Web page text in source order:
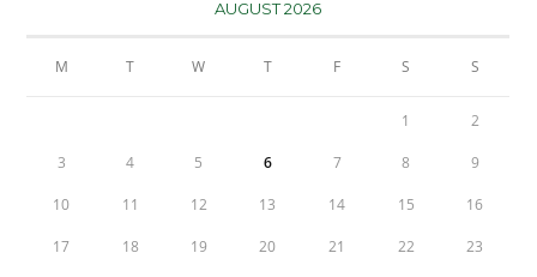
AUGUST 2026
M T W T F S S
1 2
3 4 5 6 7 8 9
10 11 12 13 14 15 16
17 18 19 20 21 22 23